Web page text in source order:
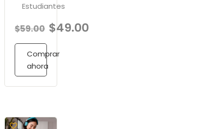
Estudiantes
$59.00 $49.00
Comprar
ahora